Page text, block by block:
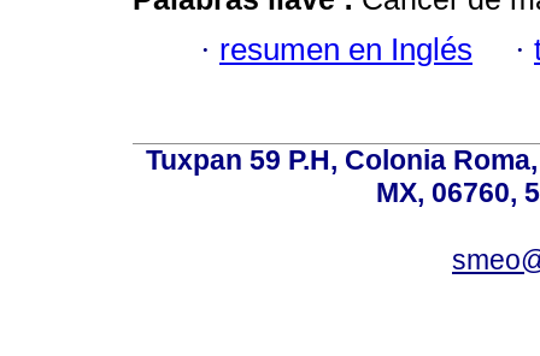
· resumen en Inglés ·
Tuxpan 59 P.H, Colonia
MX, 06760,